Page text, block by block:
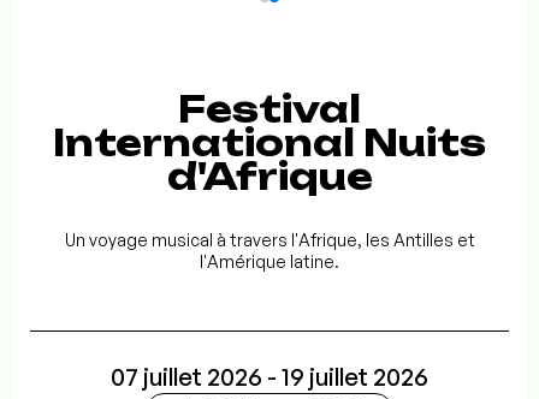
Festival
International Nuits
d'Afrique
Un voyage musical à travers l'Afrique, les Antilles et
l'Amérique latine.
07 juillet 2026 - 19 juillet 2026